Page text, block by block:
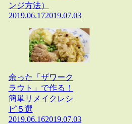
ンジ方法）
2019.06.172019.07.03
余った「ザワーク
ラウト」で作る！
簡単リメイクレシ
ピ５選
2019.06.162019.07.03